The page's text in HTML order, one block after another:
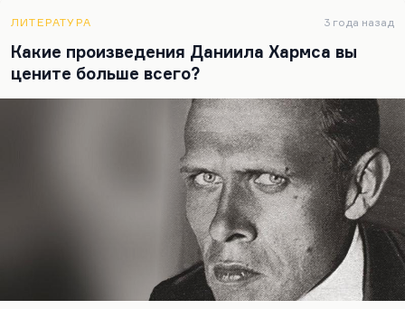
Ей пришлось ночевать в квартире, куда был
дверную щелку, не удержавшись, увидела, как
Хармс, перед тем как лечь в постель,
проделывает десяток сложных ритуалов, будучи
один, наедине с собой.
То есть игры Хармса носили характер
чрезвычайно серьезный. И я подозреваю, что его
безумие было некоторой сознательной…
ЛИТЕРАТУРА 3 года назад
Какие произведения Даниила Хармса вы
цените больше всего?